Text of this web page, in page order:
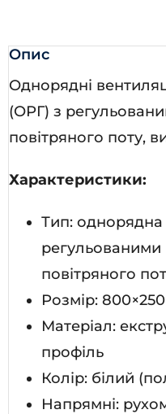
Опис
Однорядні
(ОРГ) з
повітряного поту,
Характеристики:
Тип: однорядна
повітряного
Розмір:
Матеріал:
профіль
Колір: білий
Напрямні: